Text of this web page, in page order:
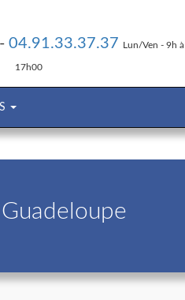
- 04.91.33.37.37 Lun/Ven - 9h à
17h00